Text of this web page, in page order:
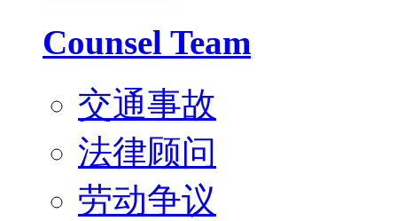
Counsel Team
交通事故
法律顾问
劳动争议